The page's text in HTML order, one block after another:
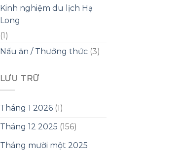
Kinh nghiệm du lịch Hạ
Long
(1)
Nấu ăn / Thưởng thức(3)
LƯU TRỮ
Tháng 1 2026(1)
Tháng 12 2025 (156)
Tháng mười một 2025